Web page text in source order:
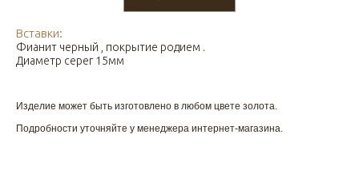
Вставки:
Фианит черный , покрытие родием .
Диаметр серег 15мм
Изделие может быть изготовлено в любом цвете золота.
Подробности уточняйте у менеджера интернет-магазина.